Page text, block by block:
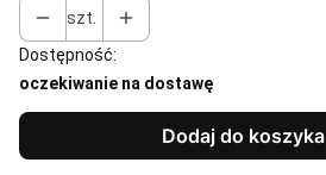
szt.
Dostępność:
oczekiwanie na dostawę
Dodaj do koszyka